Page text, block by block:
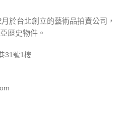
於台北創立的藝術品拍賣公司，
歷史物件。
31號1樓